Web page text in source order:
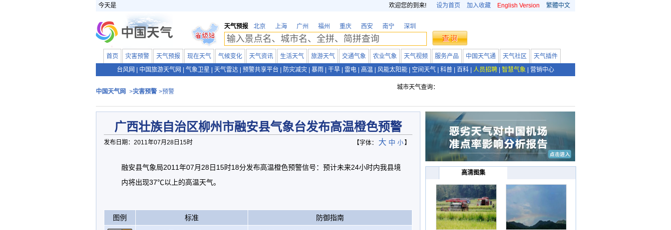
今天是 欢迎您的到来! 设为首页 加入收藏 English Version 繁體中文
天气预报 北京 上海 广州 福州 重庆 西安 南宁 深圳
首页 灾害预警 天气预报 现在天气 气候变化 天气资讯 生活天气 旅游天气 交通气象 农业气象 天气视频 服务产品 中国天气通 天气社区
天气插件
台风网
中国旅游天气网 气象卫星 天气雷达 预警共享平台 防灾减灾 暴雨 干旱 雷电 高温 风能太阳能 空间天气 科普 百科 人员招聘 智慧气象 营销中心
中国天气网 >灾害预警 >预警
城市天气查询：
广西壮族自治区柳州市融安县气象台发布高温橙色预警
发布日期：2011年07月28日15时 【字体： 大 中 小】
融安县气象局2011年07月28日15时18分发布高温橙色预警信号：预计未来24小时内我县境
内将出现37℃以上的高温天气。
图例 标准 防御指南
高清图集